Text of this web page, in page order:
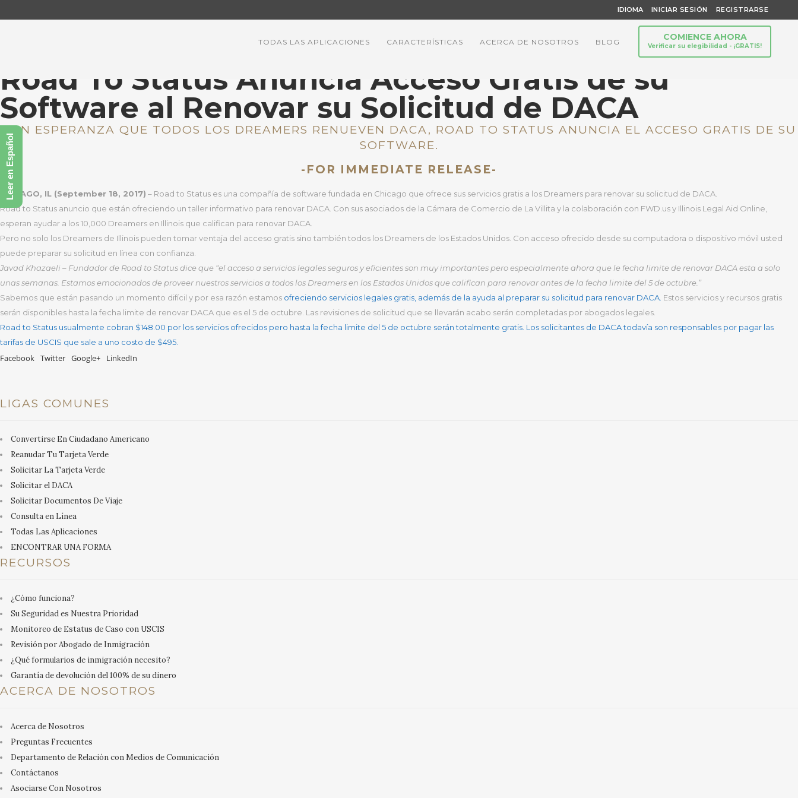
IDIOMA INICIAR SESIÓN REGISTRARSE
COMIENCE AHORA
Verificar su elegibilidad - ¡GRATIS!
TODAS LAS APLICACIONES CARACTERÍSTICAS ACERCA DE NOSOTROS BLOG
Road To Status Anuncia Acceso Gratis de su
Software al Renovar su Solicitud de DACA
CON ESPERANZA QUE TODOS LOS DREAMERS RENUEVEN DACA, ROAD TO STATUS ANUNCIA EL ACCESO GRATIS DE SU
SOFTWARE.
-FOR IMMEDIATE RELEASE-
CHICAGO, IL (September 18, 2017) – Road to Status es una compañía de software fundada en Chicago que ofrece sus servicios gratis a los Dreamers para renovar su solicitud de DACA.
Road to Status anuncio que están ofreciendo un taller informativo para renovar DACA. Con sus asociados de la Cámara de Comercio de La Villita y la colaboración con FWD.us y Illinois Legal Aid Online,
esperan ayudar a los 10,000 Dreamers en Illinois que califican para renovar DACA.
Pero no solo los Dreamers de Illinois pueden tomar ventaja del acceso gratis sino también todos los Dreamers de los Estados Unidos. Con acceso ofrecido desde su computadora o dispositivo móvil usted
puede preparar su solicitud en línea con confianza.
Javad Khazaeli – Fundador de Road to Status dice que “el acceso a servicios legales seguros y eficientes son muy importantes pero especialmente ahora que le fecha limite de renovar DACA esta a solo
unas semanas. Estamos emocionados de proveer nuestros servicios a todos los Dreamers en los Estados Unidos que califican para renovar antes de la fecha limite del 5 de octubre.”
Sabemos que están pasando un momento difícil y por esa razón estamos ofreciendo servicios legales gratis, además de la ayuda al preparar su solicitud para renovar DACA. Estos servicios y recursos gratis
serán disponibles hasta la fecha limite de renovar DACA que es el 5 de octubre. Las revisiones de solicitud que se llevarán acabo serán completadas por abogados legales.
Road to Status usualmente cobran $148.00 por los servicios ofrecidos pero hasta la fecha limite del 5 de octubre serán totalmente gratis. Los solicitantes de DACA todavía son responsables por pagar las
tarifas de USCIS que sale a uno costo de $495.
Facebook Twitter Google+ LinkedIn
LIGAS COMUNES
Convertirse En Ciudadano Americano
Reanudar Tu Tarjeta Verde
Solicitar La Tarjeta Verde
Solicitar el DACA
Solicitar Documentos De Viaje
Consulta en Línea
Todas Las Aplicaciones
ENCONTRAR UNA FORMA
RECURSOS
¿Cómo funciona?
Su Seguridad es Nuestra Prioridad
Monitoreo de Estatus de Caso con USCIS
Revisión por Abogado de Inmigración
¿Qué formularios de inmigración necesito?
Garantía de devolución del 100% de su dinero
ACERCA DE NOSOTROS
Acerca de Nosotros
Preguntas Frecuentes
Departamento de Relación con Medios de Comunicación
Contáctanos
Asociarse Con Nosotros
Leer en Español